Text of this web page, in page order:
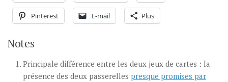
Pinterest E-mail Plus
Notes
Principale différence entre les deux jeux de cartes : la
présence des deux passerelles presque promises par